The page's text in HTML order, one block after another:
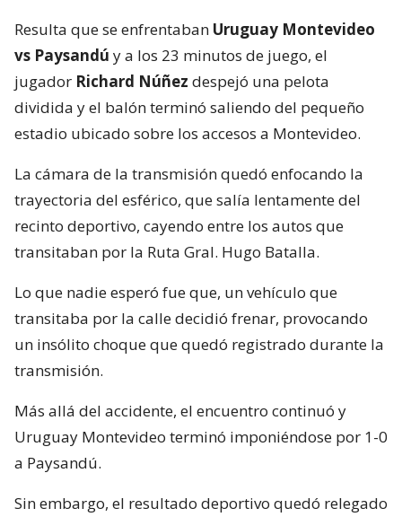
Resulta que se enfrentaban Uruguay Montevideo
vs Paysandú y a los 23 minutos de juego, el
jugador Richard Núñez despejó una pelota
dividida y el balón terminó saliendo del pequeño
estadio ubicado sobre los accesos a Montevideo.
La cámara de la transmisión quedó enfocando la
trayectoria del esférico, que salía lentamente del
recinto deportivo, cayendo entre los autos que
transitaban por la Ruta Gral. Hugo Batalla.
Lo que nadie esperó fue que, un vehículo que
transitaba por la calle decidió frenar, provocando
un insólito choque que quedó registrado durante la
transmisión.
Más allá del accidente, el encuentro continuó y
Uruguay Montevideo terminó imponiéndose por 1-0
a Paysandú.
Sin embargo, el resultado deportivo quedó relegado